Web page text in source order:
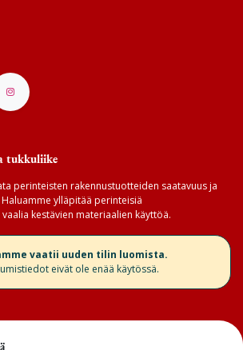
tukkuliike
perinteisten rakennustuotteiden saatavuus ja
ylläpitää perinteisiä
kestävien materiaalien käyttöä.
vaatii uuden tilin luomista.
eivät ole enää käytössä.